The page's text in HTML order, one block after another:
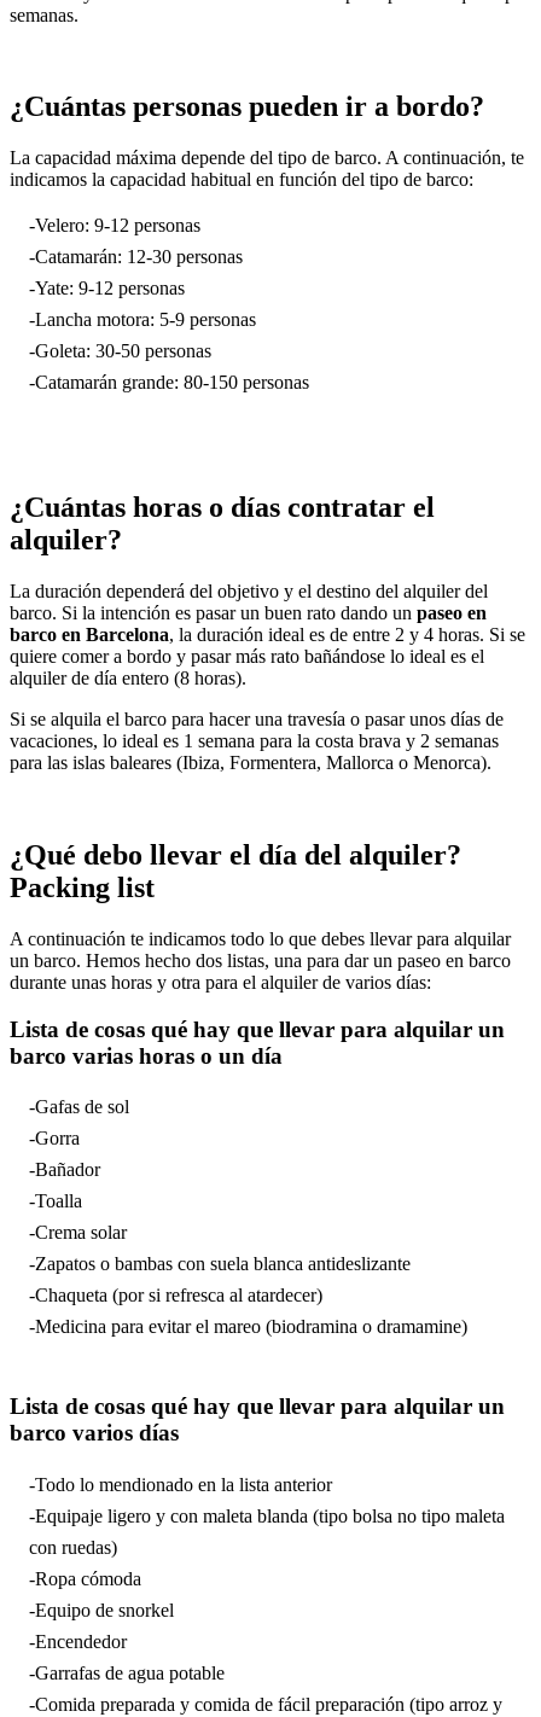
semanas.
¿Cuántas personas pueden ir a bordo?
La capacidad máxima depende del tipo de barco. A continuación, te
indicamos la capacidad habitual en función del tipo de barco:
-Velero: 9-12 personas
-Catamarán: 12-30 personas
-Yate: 9-12 personas
-Lancha motora: 5-9 personas
-Goleta: 30-50 personas
-Catamarán grande: 80-150 personas
¿Cuántas horas o días contratar el
alquiler?
La duración dependerá del objetivo y el destino del alquiler del
barco. Si la intención es pasar un buen rato dando un paseo en
barco en Barcelona, la duración ideal es de entre 2 y 4 horas. Si se
quiere comer a bordo y pasar más rato bañándose lo ideal es el
alquiler de día entero (8 horas).
Si se alquila el barco para hacer una travesía o pasar unos días de
vacaciones, lo ideal es 1 semana para la costa brava y 2 semanas
para las islas baleares (Ibiza, Formentera, Mallorca o Menorca).
¿Qué debo llevar el día del alquiler?
Packing list
A continuación te indicamos todo lo que debes llevar para alquilar
un barco. Hemos hecho dos listas, una para dar un paseo en barco
durante unas horas y otra para el alquiler de varios días:
Lista de cosas qué hay que llevar para alquilar un
barco varias horas o un día
-Gafas de sol
-Gorra
-Bañador
-Toalla
-Crema solar
-Zapatos o bambas con suela blanca antideslizante
-Chaqueta (por si refresca al atardecer)
-Medicina para evitar el mareo (biodramina o dramamine)
Lista de cosas qué hay que llevar para alquilar un
barco varios días
-Todo lo mendionado en la lista anterior
-Equipaje ligero y con maleta blanda (tipo bolsa no tipo maleta
con ruedas)
-Ropa cómoda
-Equipo de snorkel
-Encendedor
-Garrafas de agua potable
-Comida preparada y comida de fácil preparación (tipo arroz y